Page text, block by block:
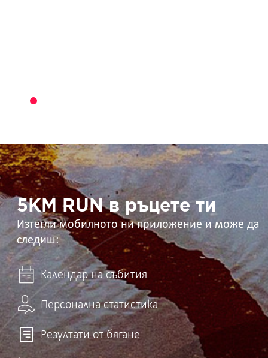
5KM
RUN
в
ръцете
ти 5KM RUN в ръцете ти
Изтегли мобилното ни приложение и може да
следиш:
Календар на събития
Персонална статистика
Резултати от бягане